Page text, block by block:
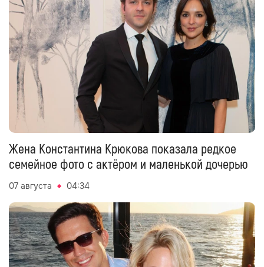
Жена Константина Крюкова показала редкое
семейное фото с актёром и маленькой дочерью
07 августа 04:34